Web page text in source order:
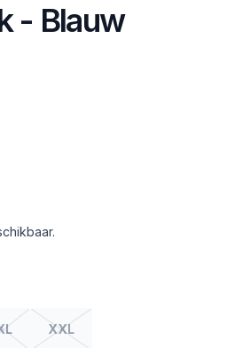
- Blauw
XXL